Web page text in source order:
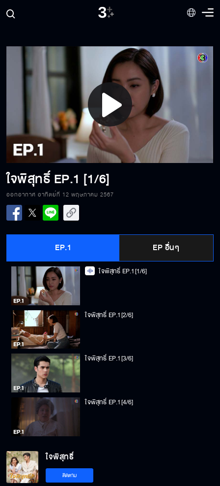
Play
Video
ใจพิสุทธิ์ EP.1 [1/6]
ออกอากาศ อาทิตย์ที่ 12 พฤษภาคม 2567
EP.1 EP อื่นๆ
ใจพิสุทธิ์ EP.1[1/6]
ใจพิสุทธิ์ EP.1[2/6]
ใจพิสุทธิ์ EP.1[3/6]
ใจพิสุทธิ์ EP.1[4/6]
ใจพิสุทธิ์
ติดตาม